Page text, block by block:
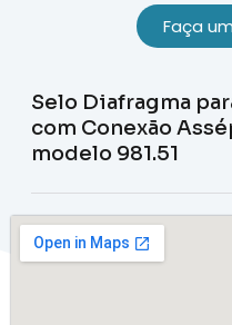
Faça
Selo Diafragma
com Conexão
modelo 981.51